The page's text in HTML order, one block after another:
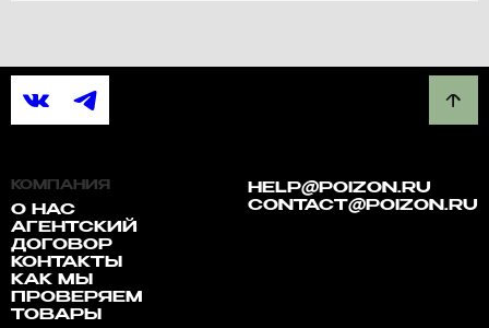
КОМПАНИЯ
О НАС
АГЕНТСКИЙ
ДОГОВОР
КОНТАКТЫ
КАК МЫ
ПРОВЕРЯЕМ
ТОВАРЫ
HELP@POIZON.RU
CONTACT@POIZON.RU